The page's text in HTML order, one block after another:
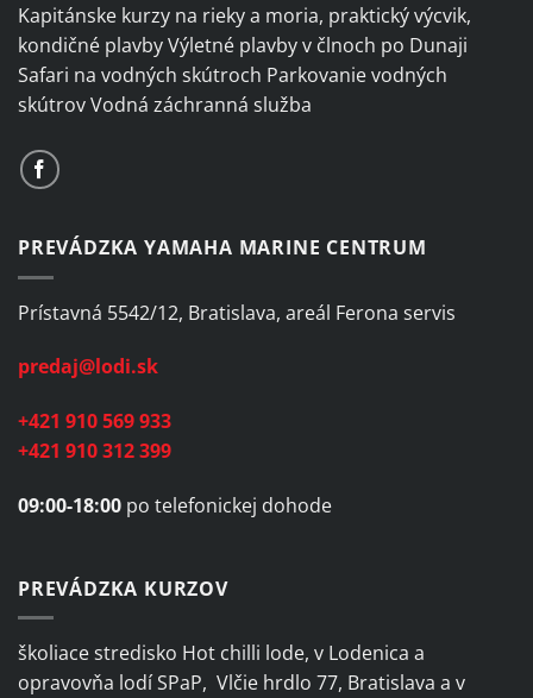
Kapitánske kurzy na rieky a moria, praktický výcvik,
kondičné plavby Výletné plavby v člnoch po Dunaji
Safari na vodných skútroch Parkovanie vodných
skútrov Vodná záchranná služba
PREVÁDZKA YAMAHA MARINE CENTRUM
Prístavná 5542/12, Bratislava, areál Ferona servis
predaj@lodi.sk
+421 910 569 933
+421 910 312 399
09:00-18:00 po telefonickej dohode
PREVÁDZKA KURZOV
školiace stredisko Hot chilli lode, v Lodenica a
opravovňa lodí SPaP, Vlčie hrdlo 77, Bratislava a v